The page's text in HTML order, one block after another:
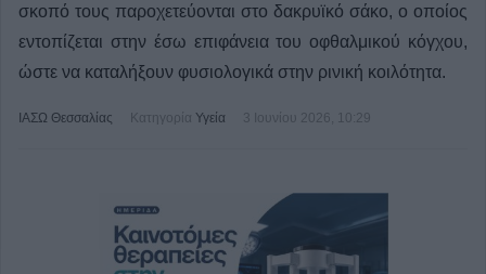
σκοπό τους παροχετεύονται στο δακρυϊκό σάκο, ο οποίος
εντοπίζεται στην έσω επιφάνεια του οφθαλμικού κόγχου,
ώστε να καταλήξουν φυσιολογικά στην ρινική κοιλότητα.
ΙΑΣΩ Θεσσαλίας Κατηγορία Υγεία 3 Ιουνίου 2026, 10:29